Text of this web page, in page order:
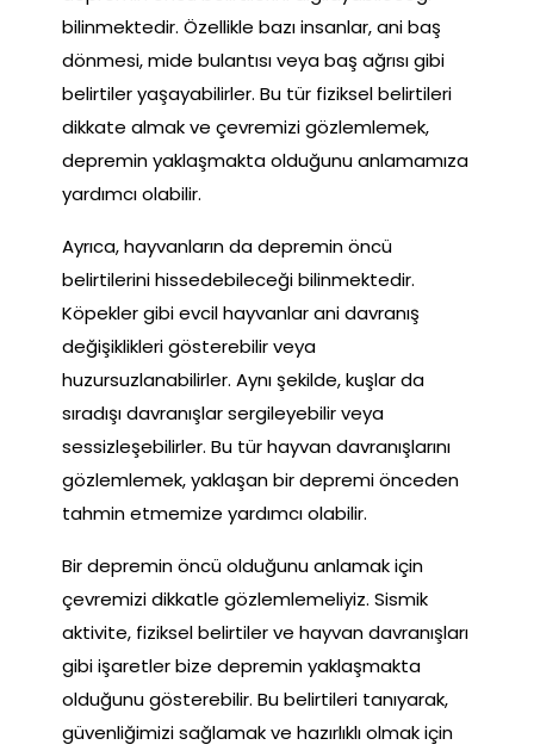
bilinmektedir. Özellikle bazı insanlar, ani baş
dönmesi, mide bulantısı veya baş ağrısı gibi
belirtiler yaşayabilirler. Bu tür fiziksel belirtileri
dikkate almak ve çevremizi gözlemlemek,
depremin yaklaşmakta olduğunu anlamamıza
yardımcı olabilir.
Ayrıca, hayvanların da depremin öncü
belirtilerini hissedebileceği bilinmektedir.
Köpekler gibi evcil hayvanlar ani davranış
değişiklikleri gösterebilir veya
huzursuzlanabilirler. Aynı şekilde, kuşlar da
sıradışı davranışlar sergileyebilir veya
sessizleşebilirler. Bu tür hayvan davranışlarını
gözlemlemek, yaklaşan bir depremi önceden
tahmin etmemize yardımcı olabilir.
Bir depremin öncü olduğunu anlamak için
çevremizi dikkatle gözlemlemeliyiz. Sismik
aktivite, fiziksel belirtiler ve hayvan davranışları
gibi işaretler bize depremin yaklaşmakta
olduğunu gösterebilir. Bu belirtileri tanıyarak,
güvenliğimizi sağlamak ve hazırlıklı olmak için